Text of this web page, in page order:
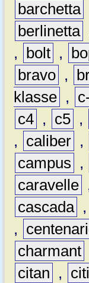
barchetta
berlinetta
,
bolt ,
bravo ,
klasse ,
c4 , c5 ,
,
caliber ,
campus
,
caravelle
cascada ,
,
charmant
citan
,